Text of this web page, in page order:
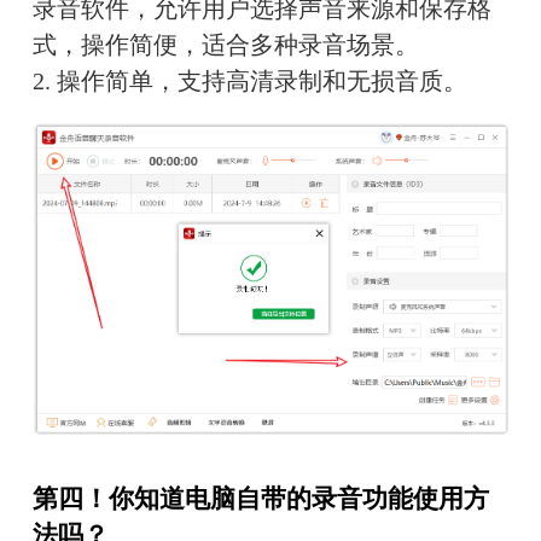
录音软件，允许用户选择声音来源和保存格
式，操作简便，适合多种录音场景。
2. 操作简单，支持高清录制和无损音质。
第四！你知道电脑自带的录音功能使用方
法吗？